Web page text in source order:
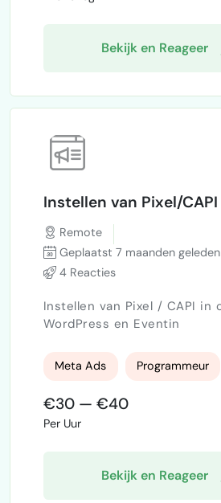
Bekijk en Reageer
Instellen van Pixel/CAPI
Remote
Geplaatst 7 maanden geleden
4 Reacties
Instellen van Pixel / CAPI in
WordPress en Eventin
Meta Ads Programmeur
€30 — €40
Per Uur
Bekijk en Reageer